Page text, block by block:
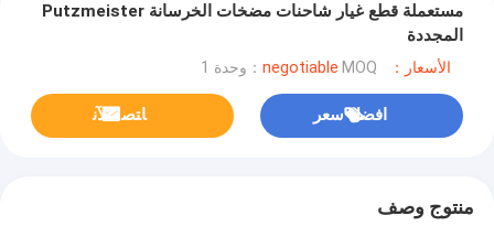
مستعملة قطع غيار شاحنات مضخات الخرسانة Putzmeister
المجددة
الأسعار：negotiable MOQ：وحدة 1
افضل سعر ﺎﺘﺼﻟ ﺍﻶﻧ
منتوج وصف